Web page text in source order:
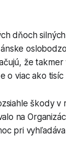
dňoch
že
o viac ako tisíc
škody v
na
pri